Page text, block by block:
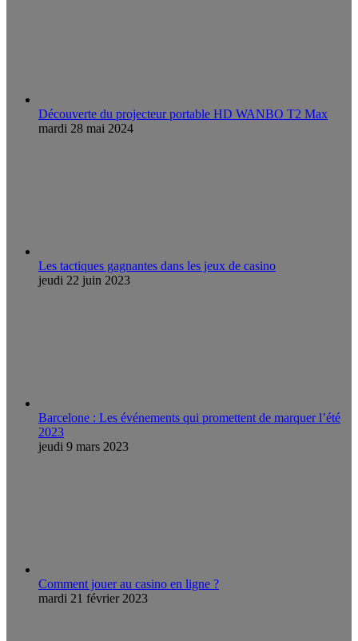
Découverte du projecteur portable HD WANBO T2 Max
mardi 28 mai 2024
Les tactiques gagnantes dans les jeux de casino
jeudi 22 juin 2023
Barcelone : Les événements qui promettent de marquer l’été
2023
jeudi 9 mars 2023
Comment jouer au casino en ligne ?
mardi 21 février 2023